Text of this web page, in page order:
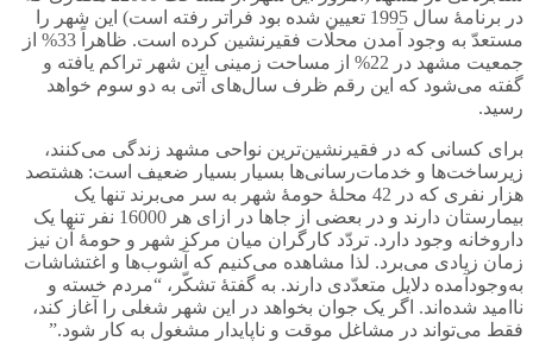
در برنامۀ سال 1995 تعیین شده بود فراتر رفته است) این شهر را
مستعدّ به وجود آمدن محلّات فقیرنشین کرده است. ظاهراً 33% از
جمعیت مشهد در 22% از مساحت زمینی این شهر تراکم یافته و
گفته می‌شود که این رقم ظرف سال‌های آتی به دو سوم خواهد
رسید.
برای کسانی که در فقیرنشین‌ترین نواحی مشهد زندگی می‌کنند،
زیرساخت‌ها و خدمات‌رسانی‌ها بسیار بسیار ضعیف است: هشتصد
هزار نفری که در 42 محلۀ حومۀ شهر به سر می‌برند تنها یک
بیمارستان دارند و در بعضی از جاها در ازای هر 16000 نفر تنها یک
داروخانه وجود دارد. تردّد کارگران میان مرکز شهر و حومۀ آن نیز
زمان زیادی می‌برد. لذا مشاهده می‌کنیم که آشوب‌ها و اغتشاشات
به‌وجود‌آمده دلایل متعدّدی دارند. به گفتۀ تشکّر، “مردم خسته و
ناامید شده‌اند. اگر یک جوان بخواهد در این شهر شغلی را آغاز کند،
فقط می‌تواند در مشاغل موقت و ناپایدار مشغول به کار شود.”